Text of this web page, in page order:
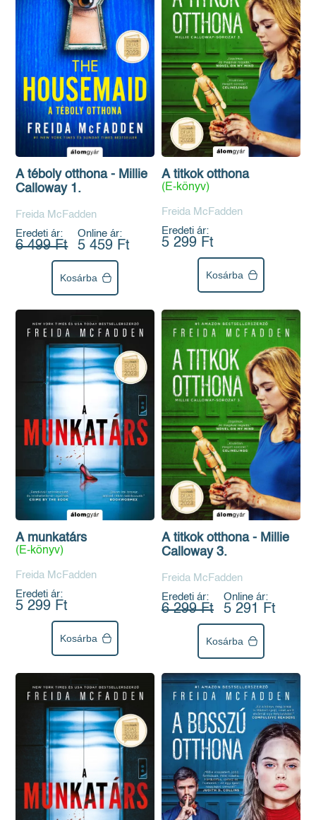
A téboly otthona - Millie
Calloway 1.
Freida McFadden
Eredeti ár:
6 499 Ft
Online ár:
5 459 Ft
Kosárba
A titkok otthona
(E-könyv)
Freida McFadden
Eredeti ár:
5 299 Ft
Kosárba
A munkatárs
(E-könyv)
Freida McFadden
Eredeti ár:
5 299 Ft
Kosárba
A titkok otthona - Millie
Calloway 3.
Freida McFadden
Eredeti ár:
6 299 Ft
Online ár:
5 291 Ft
Kosárba